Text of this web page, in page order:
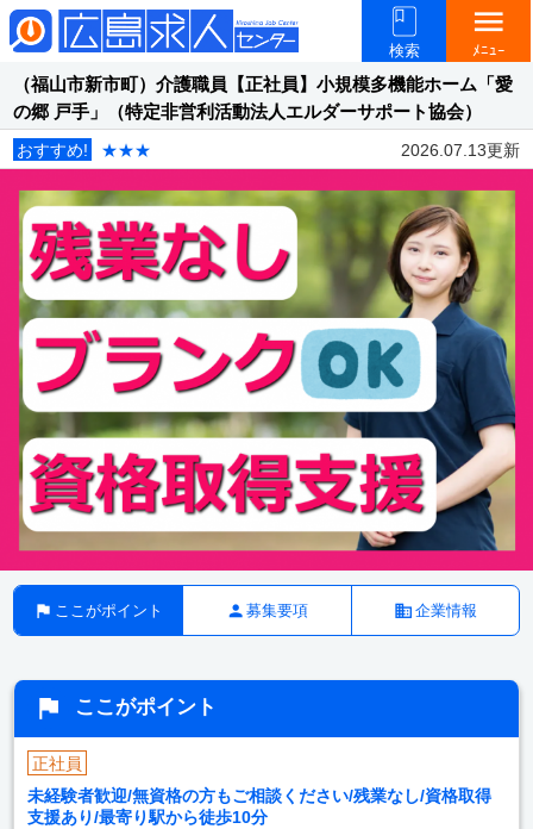
検索
menu
ﾒﾆｭｰ
（福山市新市町）介護職員【正社員】小規模多機能ホーム「愛
の郷 戸手」（特定非営利活動法人エルダーサポート協会）
おすすめ! ★★★ 2026.07.13更新
ここがポイント 募集要項 企業情報
ここがポイント
正社員
未経験者歓迎/無資格の方もご相談ください/残業なし/資格取得
支援あり/最寄り駅から徒歩10分